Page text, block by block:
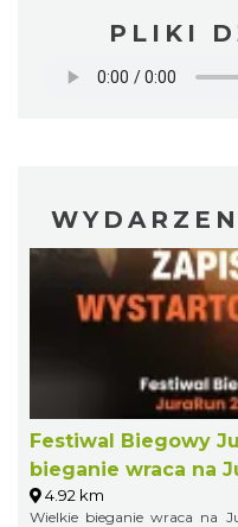
PLIKI
Festiwal Biegowy
bieganie wraca na
4.92 km
Wielkie bieganie wraca na